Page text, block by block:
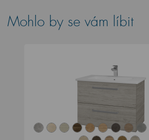
Mohlo by se vám líbit